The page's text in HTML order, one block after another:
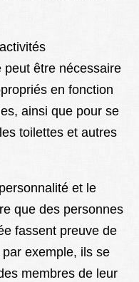
être nécessaire
en fonction
ainsi que pour se
toilettes et autres
et le
que des personnes
fassent preuve de
exemple, ils se
membres de leur